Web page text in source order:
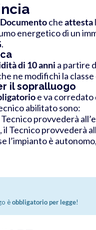
Documentocheattesta
energetico di un
.
di 10 anni a partire
ne modifichi la
il sopralluogo
e va
abilitato sono:
provvederà
Tecnico provvederà
l’impianto è
èobbligatorio per legge!